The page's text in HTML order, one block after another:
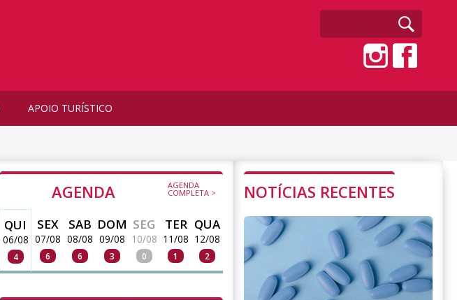
APOIO TURÍSTICO
AGENDA AGENDA
COMPLETA >
QUI
06/08
4
SEX
07/08
6
SAB
08/08
6
DOM
09/08
3
SEG
10/08
0
TER
11/08
1
QUA
12/08
2
NOTÍCIAS RECENTES